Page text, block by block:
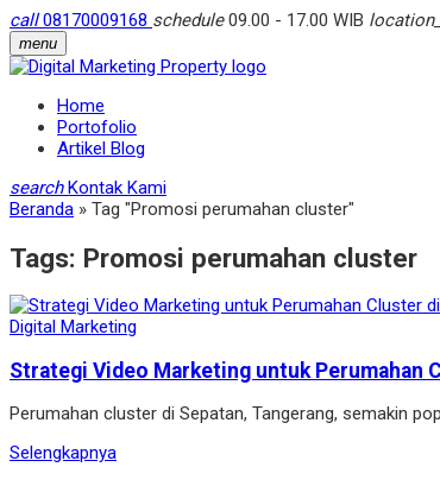
call08170009168 schedule09.00 - 17.00 WIB
menu
Home
Portofolio
Artikel Blog
search Kontak Kami
Beranda » Tag "Promosi perumahan cluster"
Tags: Promosi perumahan cluster
Digital Marketing
Strategi Video Marketing untuk Perumahan
Perumahan cluster di Sepatan, Tangerang, semakin
Selengkapnya